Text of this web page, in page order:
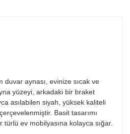
duvar aynası, evinize sıcak ve
yüzeyi, arkadaki bir braket
asılabilen siyah, yüksek kaliteli
Basit tasarımı
ev mobilyasına kolayca sığar.